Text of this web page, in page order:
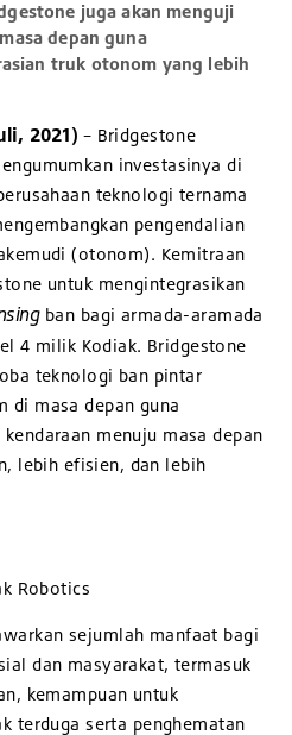
juga akan menguji
depan guna
truk otonom yang lebih
2021) – Bridgestone
investasinya di
teknologi ternama
pengendalian
(otonom). Kemitraan
untuk mengintegrasikan
ban bagi armada-aramada
4 milik Kodiak. Bridgestone
teknologi ban pintar
di masa depan guna
menuju masa depan
lebih efisien, dan lebih
Robotics
sejumlah manfaat bagi
dan masyarakat, termasuk
kemampuan untuk
terduga serta penghematan